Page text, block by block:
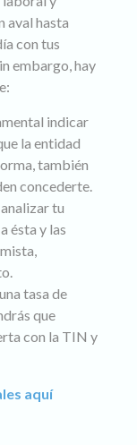
aval hasta
con tus
embargo, hay
indicar
la entidad
también
concederte.
tu
ésta y las
tasa de
que
con la TIN y
aquí